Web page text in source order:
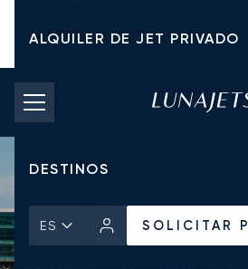
ALQUILER DE JET PRIVADO
TARIFAS DE CHÁRTER
JETS PRIVADOS
DESTINOS
ES SOLICITAR